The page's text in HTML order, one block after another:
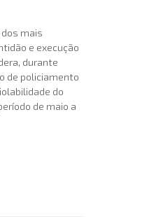
mais
e execução
durante
de policiamento
do
de maio a